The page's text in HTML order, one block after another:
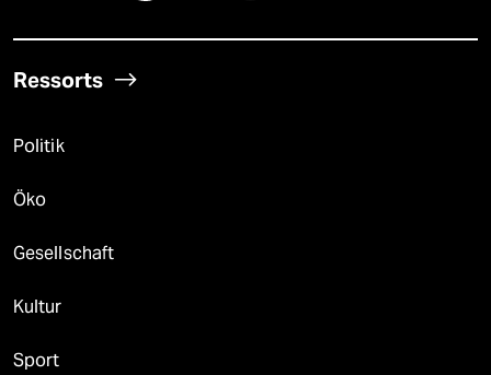
Ressorts
Politik
Öko
Gesellschaft
Kultur
Sport